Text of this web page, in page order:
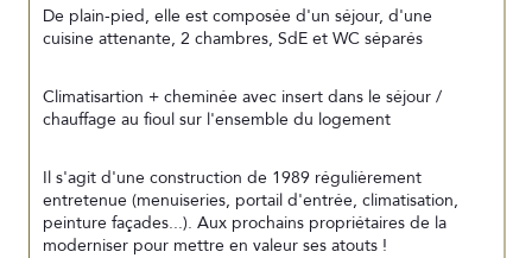
De plain-pied, elle est composée d'un séjour, d'une
cuisine attenante, 2 chambres, SdE et WC séparés
Climatisartion + cheminée avec insert dans le séjour /
chauffage au fioul sur l'ensemble du logement
Il s'agit d'une construction de 1989 régulièrement
entretenue (menuiseries, portail d'entrée, climatisation,
peinture façades...). Aux prochains propriétaires de la
moderniser pour mettre en valeur ses atouts !